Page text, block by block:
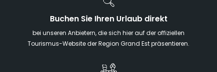
Buchen Sie Ihren Urlaub direkt
bei unseren Anbietern, die sich hier auf der offiziellen
Tourismus-Website der Region Grand Est präsentieren.